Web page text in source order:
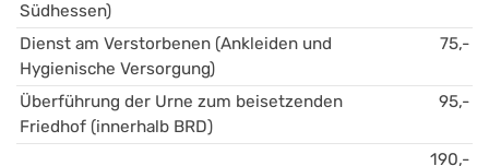
Südhessen)
Dienst am Verstorbenen (Ankleiden und
Hygienische Versorgung)
75,-
Überführung der Urne zum beisetzenden
Friedhof (innerhalb BRD)
95,-
190,-